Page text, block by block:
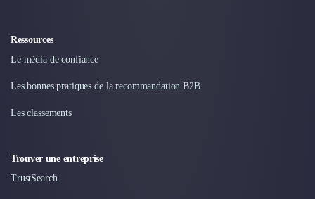
Courtage en Energie
Désinfection & décontamination
Clubs & Réseaux Professionnels
Espaces de Coworking
Ressources
Le média de confiance
Les bonnes pratiques de la recommandation B2B
Les classements
Trouver une entreprise
TrustSearch